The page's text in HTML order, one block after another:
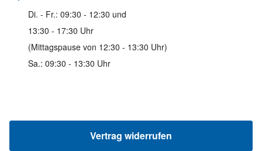
Di. - Fr.: 09:30 - 12:30 und
13:30 - 17:30 Uhr
(Mittagspause von 12:30 - 13:30 Uhr)
Sa.: 09:30 - 13:30 Uhr
Vertrag widerrufen